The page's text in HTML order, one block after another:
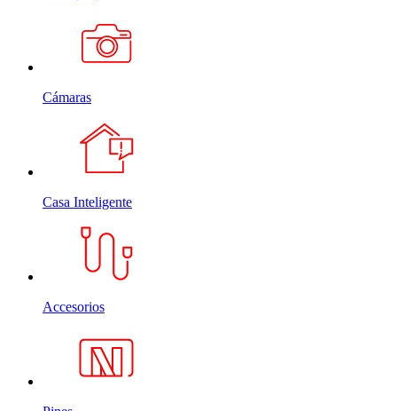
Cámaras
Casa Inteligente
Accesorios